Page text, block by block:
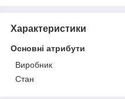
Характеристики
Основні атрибути
Виробник
Стан